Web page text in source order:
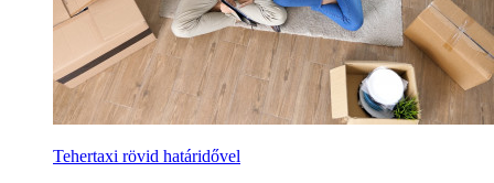
Tehertaxi rövid határidővel